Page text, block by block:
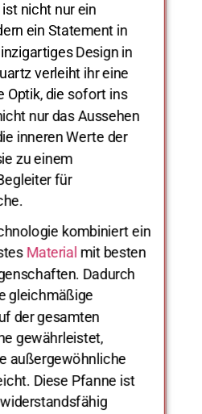
nicht nur ein
ein Statement in
Design in
verleiht ihr eine
Optik, die sofort ins
nur das Aussehen
inneren Werte der
zu einem
für
kombiniert ein
Material mit besten
Dadurch
gleichmäßige
der gesamten
gewährleistet,
außergewöhnliche
Diese Pfanne ist